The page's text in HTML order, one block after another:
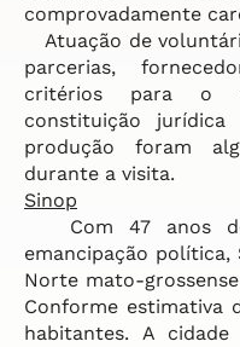
comprovadamente
Atuação de
parcerias,
critérios para o
constituição
produção foram
durante a visita.
Sinop
Com 47 anos
emancipação
Norte mato-
Conforme estimativa
habitantes. A